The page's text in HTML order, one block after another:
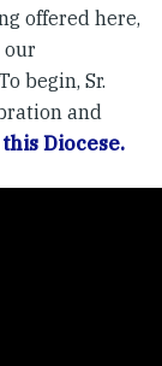
offered here,
our
begin, Sr.
and
Diocese.